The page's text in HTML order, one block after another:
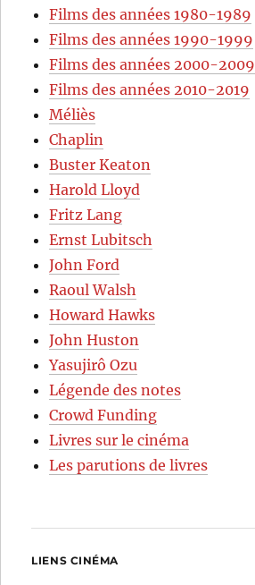
Films des années 1980-1989
Films des années 1990-1999
Films des années 2000-2009
Films des années 2010-2019
Méliès
Chaplin
Buster Keaton
Harold Lloyd
Fritz Lang
Ernst Lubitsch
John Ford
Raoul Walsh
Howard Hawks
John Huston
Yasujirô Ozu
Légende des notes
Crowd Funding
Livres sur le cinéma
Les parutions de livres
LIENS CINÉMA